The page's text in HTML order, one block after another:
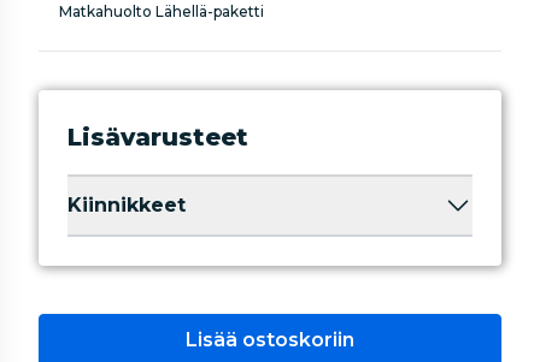
Matkahuolto Lähellä-paketti
Lisävarusteet
Kiinnikkeet
Lisää ostoskoriin